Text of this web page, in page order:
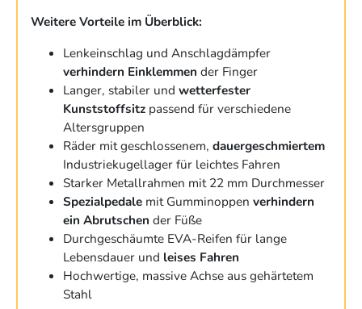
Weitere Vorteile im Überblick:
Lenkeinschlag und Anschlagdämpfer
verhindern Einklemmen der Finger
Langer, stabiler und wetterfester
Kunststoffsitz passend für verschiedene
Altersgruppen
Räder mit geschlossenem, dauergeschmiertem
Industriekugellager für leichtes Fahren
Starker Metallrahmen mit 22 mm Durchmesser
Spezialpedale mit Gumminoppen verhindern
ein Abrutschen der Füße
Durchgeschäumte EVA-Reifen für lange
Lebensdauer und leises Fahren
Hochwertige, massive Achse aus gehärtetem
Stahl